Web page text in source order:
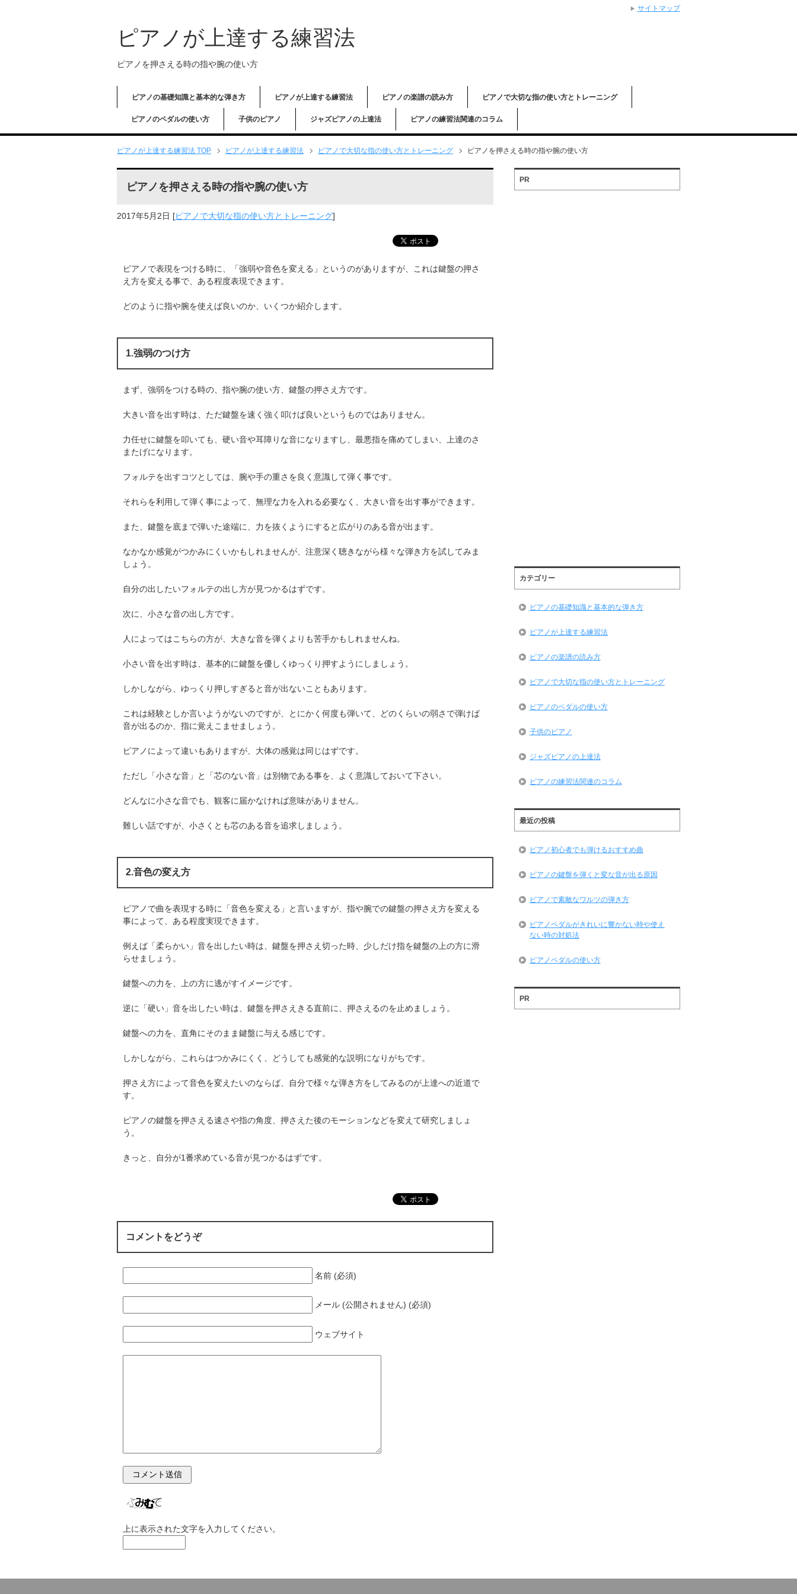
ピアノが上達する練習法
ピアノを押さえる時の指や腕の使い方
ピアノの基礎知識と基本的な弾き方 ピアノが上達する練習法 ピアノの楽譜の読み方 ピアノで大切な指の使い方とトレーニング
ピアノのペダルの使い方 子供のピアノ ジャズピアノの上達法 ピアノの練習法関連のコラム
ピアノが上達する練習法 TOP ピアノが上達する練習法 ピアノで大切な指の使い方とトレーニング ピアノを押さえる時の指や腕の使い方
ピアノを押さえる時の指や腕の使い方
2017年5月2日 [ピアノで大切な指の使い方とトレーニング]
ピアノで表現をつける時に、「強弱や音色を変える」というのがありますが、これは鍵盤の押さ
え方を変える事で、ある程度表現できます。
どのように指や腕を使えば良いのか、いくつか紹介します。
1.強弱のつけ方
まず、強弱をつける時の、指や腕の使い方、鍵盤の押さえ方です。
大きい音を出す時は、ただ鍵盤を速く強く叩けば良いというものではありません。
力任せに鍵盤を叩いても、硬い音や耳障りな音になりますし、最悪指を痛めてしまい、上達のさ
またげになります。
フォルテを出すコツとしては、腕や手の重さを良く意識して弾く事です。
それらを利用して弾く事によって、無理な力を入れる必要なく、大きい音を出す事ができます。
また、鍵盤を底まで弾いた途端に、力を抜くようにすると広がりのある音が出ます。
なかなか感覚がつかみにくいかもしれませんが、注意深く聴きながら様々な弾き方を試してみま
しょう。
自分の出したいフォルテの出し方が見つかるはずです。
次に、小さな音の出し方です。
人によってはこちらの方が、大きな音を弾くよりも苦手かもしれませんね。
小さい音を出す時は、基本的に鍵盤を優しくゆっくり押すようにしましょう。
しかしながら、ゆっくり押しすぎると音が出ないこともあります。
これは経験としか言いようがないのですが、とにかく何度も弾いて、どのくらいの弱さで弾けば
音が出るのか、指に覚えこませましょう。
ピアノによって違いもありますが、大体の感覚は同じはずです。
ただし「小さな音」と「芯のない音」は別物である事を、よく意識しておいて下さい。
どんなに小さな音でも、観客に届かなければ意味がありません。
難しい話ですが、小さくとも芯のある音を追求しましょう。
2.音色の変え方
ピアノで曲を表現する時に「音色を変える」と言いますが、指や腕での鍵盤の押さえ方を変える
事によって、ある程度実現できます。
例えば「柔らかい」音を出したい時は、鍵盤を押さえ切った時、少しだけ指を鍵盤の上の方に滑
らせましょう。
鍵盤への力を、上の方に逃がすイメージです。
逆に「硬い」音を出したい時は、鍵盤を押さえきる直前に、押さえるのを止めましょう。
鍵盤への力を、直角にそのまま鍵盤に与える感じです。
しかしながら、これらはつかみにくく、どうしても感覚的な説明になりがちです。
押さえ方によって音色を変えたいのならば、自分で様々な弾き方をしてみるのが上達への近道で
す。
ピアノの鍵盤を押さえる速さや指の角度、押さえた後のモーションなどを変えて研究しましょ
う。
きっと、自分が1番求めている音が見つかるはずです。
コメントをどうぞ
名前 (必須)
メール (公開されません) (必須)
ウェブサイト
上に表示された文字を入力してください。
PR
カテゴリー
ピアノの基礎知識と基本的な弾き方
ピアノが上達する練習法
ピアノの楽譜の読み方
ピアノで大切な指の使い方とトレーニング
ピアノのペダルの使い方
子供のピアノ
ジャズピアノの上達法
ピアノの練習法関連のコラム
最近の投稿
ピアノ初心者でも弾けるおすすめ曲
ピアノの鍵盤を弾くと変な音が出る原因
ピアノで素敵なワルツの弾き方
ピアノペダルがきれいに響かない時や使え
ない時の対処法
ピアノペダルの使い方
PR
サイトマップ